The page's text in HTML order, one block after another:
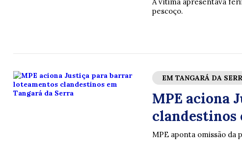
pescoço.
EM TANGARÁ DA
MPE aciona
clandestinos
MPE aponta omissão da